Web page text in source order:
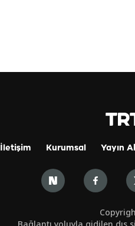
İletişim Kurumsal Yayın